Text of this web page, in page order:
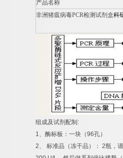
产品名称
非洲猪瘟病毒PCR检测试剂盒科
组成及试剂配制 :
1、酶标板：一块（96孔）
2、 标准品（冻干品）： 2瓶，